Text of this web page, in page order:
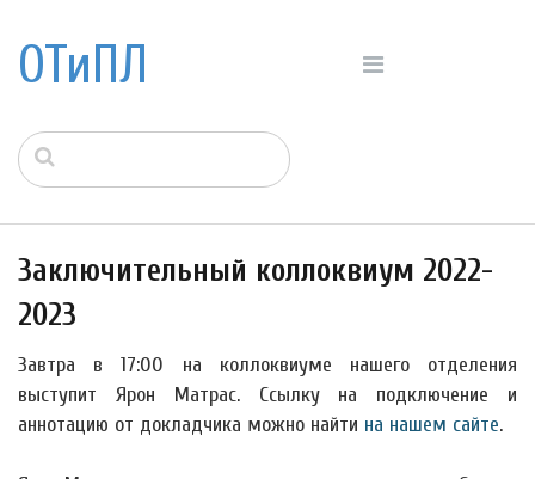
ОТиПЛ
Заключительный коллоквиум 2022-
2023
Завтра в 17:00 на коллоквиуме нашего отделения
выступит Ярон Матрас. Ссылку на подключение и
аннотацию от докладчика можно найти на нашем сайте.